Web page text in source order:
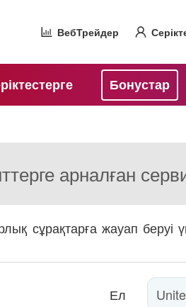
ВебТрейдер
Бонустар
арналған
сұрақтарға жауап
Ел